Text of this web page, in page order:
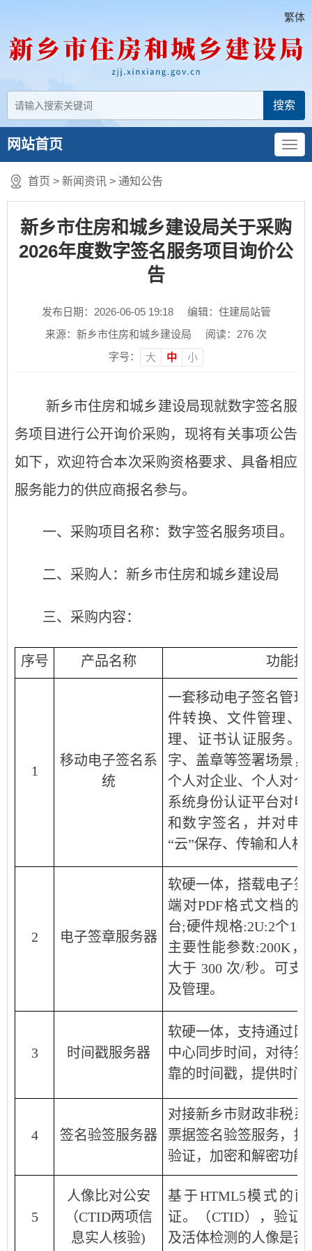
繁体
网站首页
首页 > 新闻资讯 > 通知公告
新乡市住房和城乡建设局关于采购
2026年度数字签名服务项目询价公
告
发布日期：2026-06-05 19:18
编辑：住建局站管
来源：新乡市住房和城乡建设局
阅读： 276 次
字号：
大 中 小
新乡市住房和城乡建设局现就数字签名服
务项目进行公开询价采购，现将有关事项公告
如下，欢迎符合本次采购资格要求、具备相应
服务能力的供应商报名参与。
一、采购项目名称：数字签名服务项目。
二、采购人：新乡市住房和城乡建设局
三、采购内容：
序号 产品名称 功能描
1
移动电子签名系
统
一套移动电子签名管
件转换、文件管理、
理、证书认证服务。
字、盖章等签署场景
个人对企业、个人对
系统身份认证平台对
和数字签名，并对申
“云”保存、传输和人相
2 电子签章服务器
软硬一体，搭载电子
端对PDF格式文档的
台;硬件规格:2U:2个
主要性能参数:200K，
大于 300 次/秒。可支
及管理。
3 时间戳服务器
软硬一体，支持通过
中心同步时间，对待
靠的时间戳，提供时间
4 签名验签服务器
对接新乡市财政非税
票据签名验签服务，
验证，加密和解密功能
5
人像比对公安
（CTID两项信
息实人核验)
基于HTML5模式的
证。（CTID），验证
及活体检测的人像是否